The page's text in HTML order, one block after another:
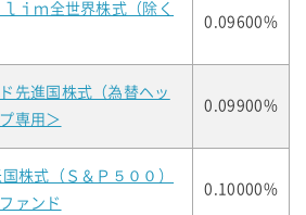
ｉｍ全世界株式（除く
0.09600%
先進国株式（為替ヘッ
専用＞
0.09900%
株式（Ｓ＆Ｐ５００）
ァンド
0.10000%